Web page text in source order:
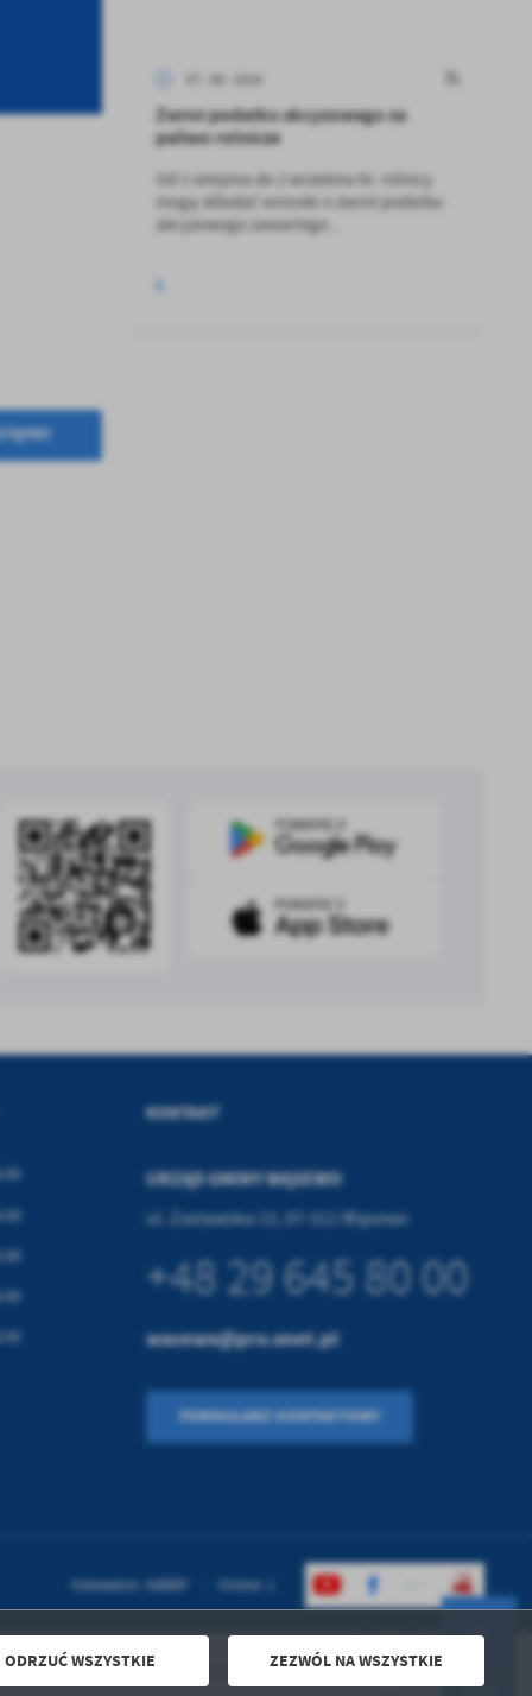
ODRZUĆ WSZYSTKIE ZEZWÓL NA WSZYSTKIE
Zwrot podatku akcyzowego za
paliwo rolnicze
Od 1 sierpnia do 2 września br. rolnicy
mogą składać wnioski o zwrot podatku
akcyzowego zawartego...
KONTAKT
URZĄD GMINY WĄSEWO
ul. Zastawska 13, 07-311 Wąsewo
+48 29 645 80 00
wasewo@pro.onet.pl
FORMULARZ KONTAKTOWY
Odwiedzin: 548087 Online: 1
2ClickPortal® - Portale nowej generacji
DO GÓRY